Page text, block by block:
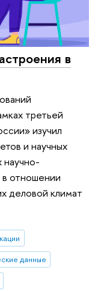
в
третьей
изучил
и научных
научно-
в отношении
деловой климат
данные